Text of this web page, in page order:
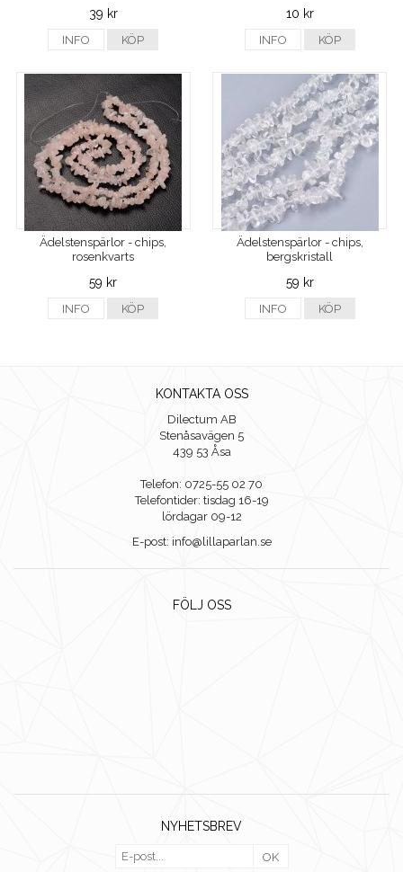
39 kr
INFO KÖP
10 kr
INFO KÖP
Ädelstenspärlor - chips,
rosenkvarts
59 kr
INFO KÖP
Ädelstenspärlor - chips,
bergskristall
59 kr
INFO KÖP
KONTAKTA OSS
Dilectum AB
Stenåsavägen 5
439 53 Åsa
Telefon: 0725-55 02 70
Telefontider: tisdag 16-19
lördagar 09-12
E-post: info@lillaparlan.se
FÖLJ OSS
NYHETSBREV
OK